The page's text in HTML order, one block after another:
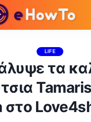
LIFE
τα
στο